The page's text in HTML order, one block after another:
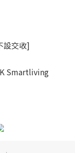
設交收]
Smartliving